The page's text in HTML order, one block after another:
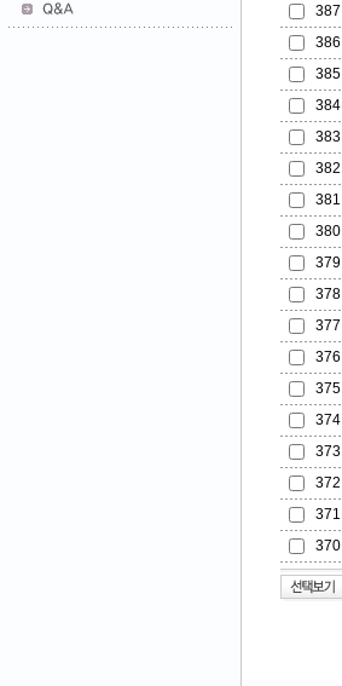
387
386
385
384
383
382
381
380
379
378
377
376
375
374
373
372
371
370